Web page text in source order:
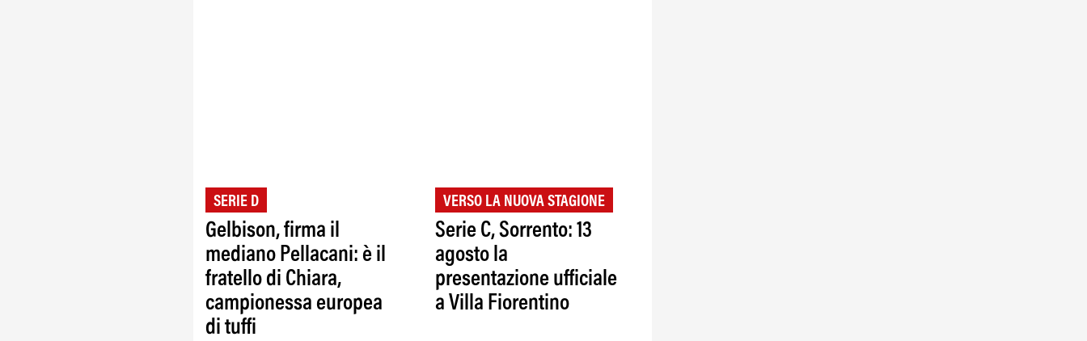
SERIE D
Gelbison, firma il
mediano Pellacani: è il
fratello di Chiara,
campionessa europea
di tuffi
VERSO LA NUOVA STAGIONE
Serie C, Sorrento: 13
agosto la
presentazione ufficiale
a Villa Fiorentino